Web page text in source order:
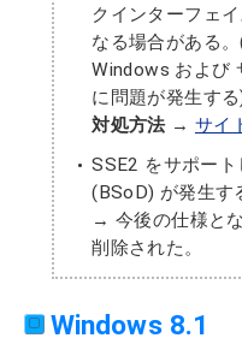
クインターフェ
なる場合がある
Windows および
に問題が発生す
対処方法→ サイ
SSE2 をサポー
(BSoD) が発生す
→ 今後の仕様と
削除された。
Windows 8.1